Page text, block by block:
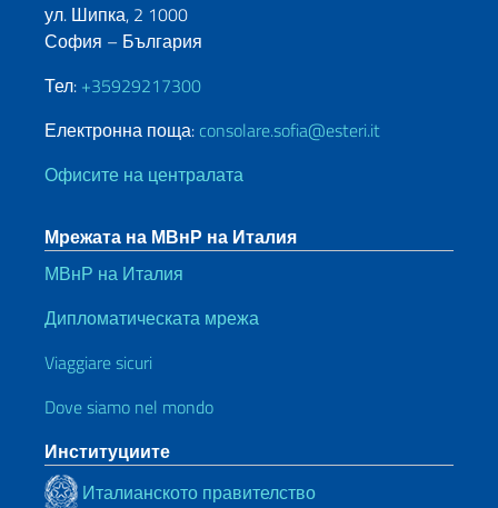
ул. Шипка, 2 1000
София – България
Тел: +35929217300
Електронна поща: consolare.sofia@esteri.it
Офисите на централата
Мрежата на МВнР на Италия
МВнР на Италия
Дипломатическата мрежа
Viaggiare sicuri
Dove siamo nel mondo
Институциите
Италианското правителство